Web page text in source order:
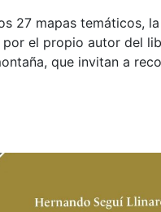
27 mapas temáticos,
por el propio autor del
que invitan a